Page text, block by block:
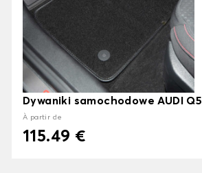
Dywaniki samochodowe AUDI Q5
À partir de
115.49 €